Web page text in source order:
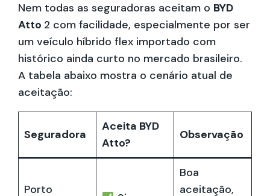
Nem todas as seguradoras aceitam o BYD
Atto 2 com facilidade, especialmente por ser
um veículo híbrido flex importado com
histórico ainda curto no mercado brasileiro.
A tabela abaixo mostra o cenário atual de
aceitação:
Seguradora
Aceita BYD
Atto?
Observação
Porto
Boa
aceitação,